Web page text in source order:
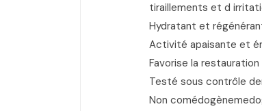
tiraillements et d
Hydratant et
Activité apaisante et
Favorise la
Testé sous contrôle
Non